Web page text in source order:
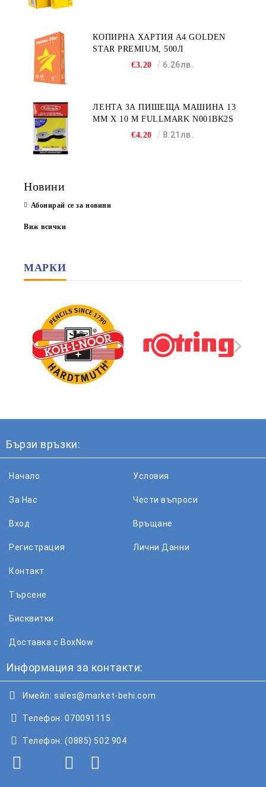
КОПИРНА ХАРТИЯ A4 GOLDEN
STAR PREMIUM, 500Л
€3.20
6.26лв.
ЛЕНТА ЗА ПИШЕЩА МАШИНА 13
MM X 10 M FULLMARK N001BK2S
€4.20
8.21лв.
Новини
Абонирай се за новини
Виж всички
МАРКИ
Бързи връзки:
Начало
За Нас
Вход
Регистрация
Условия
Чести въпроси
Връщане
Лични Данни
Контакт
Търсене
Бисквитки
Доставка с BoxNow
Информация за контакти:
Имейл: sales@market-behi.com
Телефон: 070091115
Телефон: (0885) 502 904